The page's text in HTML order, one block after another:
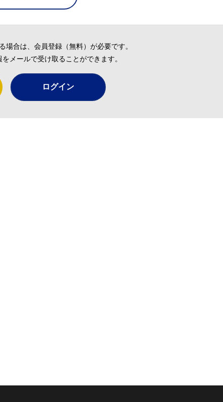
合は、会員登録（無料）が必要です。
メールで受け取ることができます。
ログイン